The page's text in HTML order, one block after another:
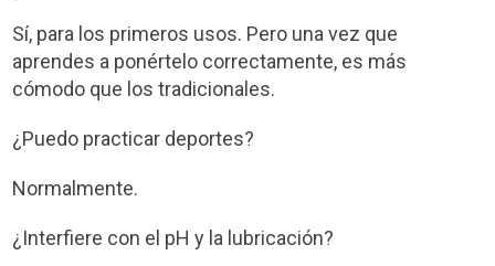
Sí, para los primeros usos. Pero una vez que
aprendes a ponértelo correctamente, es más
cómodo que los tradicionales.
¿Puedo practicar deportes?
Normalmente.
¿Interfiere con el pH y la lubricación?